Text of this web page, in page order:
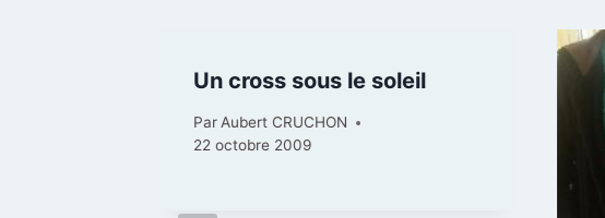
Un cross sous le soleil
ParAubert CRUCHON
22 octobre 2009